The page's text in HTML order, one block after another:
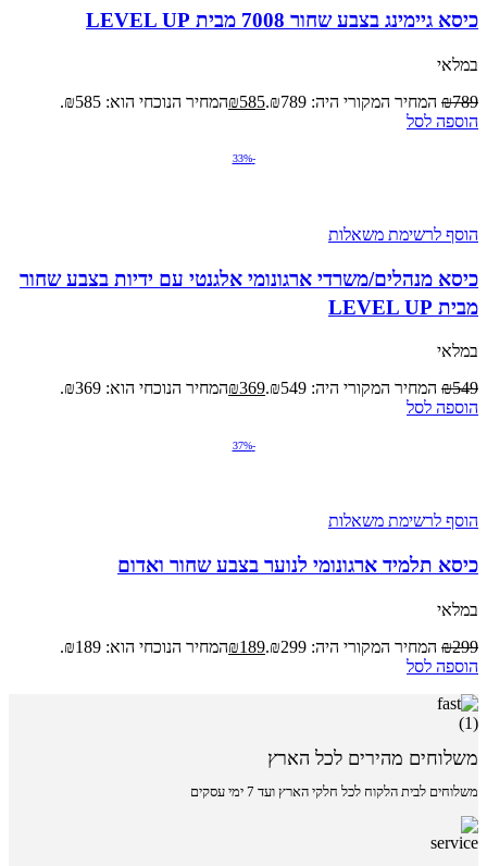
כיסא גיימינג בצבע שחור 7008 מבית LEVEL UP
במלאי
₪789 המחיר המקורי היה: ₪789. ₪585
המחיר הנוכחי הוא: ₪585.
הוספה לסל
-33%
הוסף לרשימת משאלות
כיסא מנהלים/משרדי ארגונומי אלגנטי עם ידיות בצבע שחור
מבית LEVEL UP
במלאי
₪549 המחיר המקורי היה: ₪549. ₪369
המחיר הנוכחי הוא: ₪369.
הוספה לסל
-37%
הוסף לרשימת משאלות
כיסא תלמיד ארגונומי לנוער בצבע שחור ואדום
במלאי
₪299 המחיר המקורי היה: ₪299. ₪189
המחיר הנוכחי הוא: ₪189.
הוספה לסל
משלוחים מהירים לכל הארץ
משלוחים לבית הלקוח לכל חלקי הארץ ועד 7 ימי עסקים